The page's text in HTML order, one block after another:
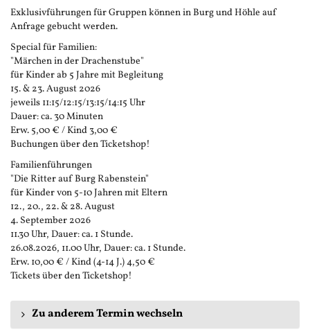
Exklusivführungen für Gruppen können in Burg und Höhle auf
Anfrage gebucht werden.
Special für Familien:
"Märchen in der Drachenstube"
für Kinder ab 5 Jahre mit Begleitung
15. & 23. August 2026
jeweils 11:15/12:15/13:15/14:15 Uhr
Dauer: ca. 30 Minuten
Erw. 5,00 € / Kind 3,00 €
Buchungen über den Ticketshop!
Familienführungen
"Die Ritter auf Burg Rabenstein"
für Kinder von 5-10 Jahren mit Eltern
12., 20., 22. & 28. August
4. September 2026
11.30 Uhr, Dauer: ca. 1 Stunde.
26.08.2026, 11.00 Uhr, Dauer: ca. 1 Stunde.
Erw. 10,00 € / Kind (4-14 J.) 4,50 €
Tickets über den Ticketshop!
Zu anderem Termin wechseln